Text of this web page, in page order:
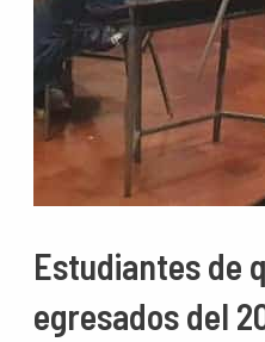
Estudiantes de
egresados del